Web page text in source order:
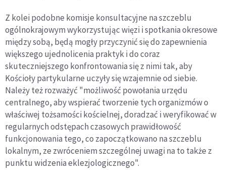
Z kolei podobne komisje konsultacyjne na szczeblu
ogólnokrajowym wykorzystując więzi i spotkania okresowe
między sobą, będą mogły przyczynić się do zapewnienia
większego ujednolicenia praktyk i do coraz
skuteczniejszego konfrontowania się z nimi tak, aby
Kościoły partykularne uczyły się wzajemnie od siebie.
Należy też rozważyć "możliwość powołania urzędu
centralnego, aby wspierać tworzenie tych organizmów o
właściwej tożsamości kościelnej, doradzać i weryfikować w
regularnych odstępach czasowych prawidłowość
funkcjonowania tego, co zapoczątkowano na szczeblu
lokalnym, ze zwróceniem szczególnej uwagi na to także z
punktu widzenia eklezjologicznego".